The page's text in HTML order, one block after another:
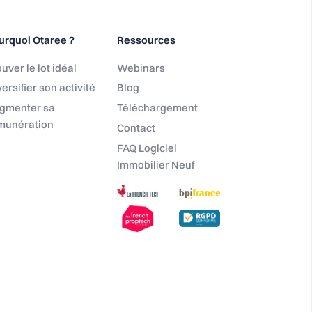
Otaree ?
le lot idéal
son activité
sa
Ressources
Webinars
Blog
Téléchargement
Contact
FAQ Logiciel
Immobilier Neuf